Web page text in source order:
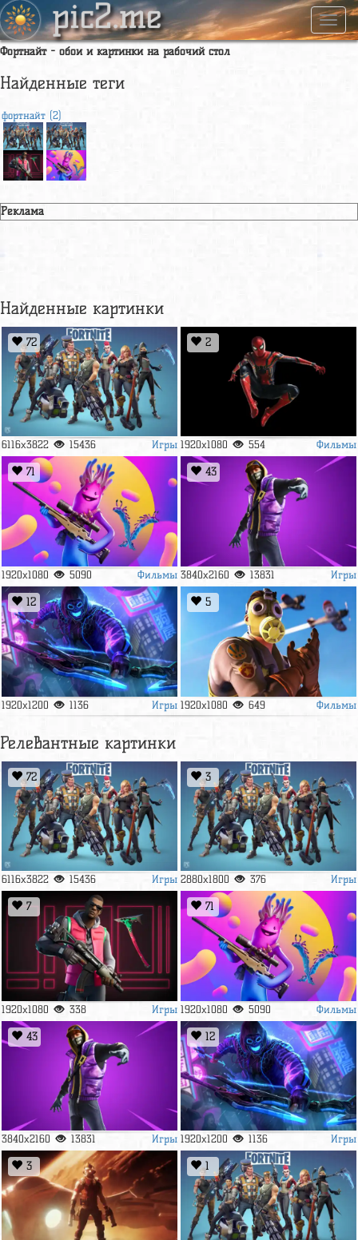
pic2.me
Фортнайт - обои и картинки на рабочий стол
Найденные теги
фортнайт (2)
Реклама
Найденные картинки
72
6116x3822 15436 Игры
2
1920x1080 554 Фильмы
71
1920x1080 5090 Фильмы
43
3840x2160 13831 Игры
12
1920x1200 1136 Игры
5
1920x1080 649 Фильмы
Релевантные картинки
72
6116x3822 15436 Игры
3
2880x1800 376 Игры
7
1920x1080 338 Игры
71
1920x1080 5090 Фильмы
43
3840x2160 13831 Игры
12
1920x1200 1136 Игры
3 1